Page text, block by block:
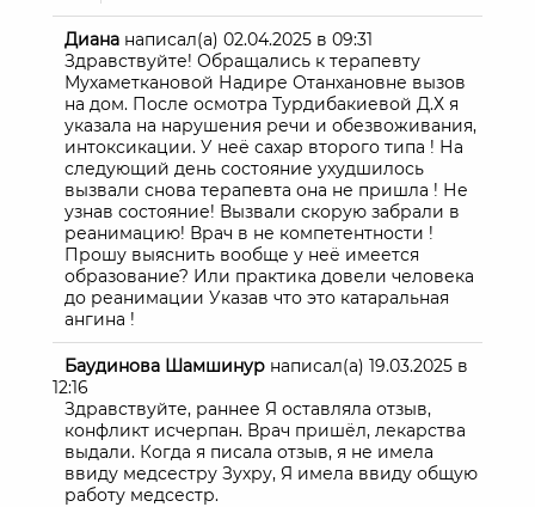
Диана написал(а) 02.04.2025 в 09:31
Здравствуйте! Обращались к терапевту
Мухаметкановой Надире Отанхановне вызов
на дом. После осмотра Турдибакиевой Д.Х я
указала на нарушения речи и обезвоживания,
интоксикации. У неё сахар второго типа ! На
следующий день состояние ухудшилось
вызвали снова терапевта она не пришла ! Не
узнав состояние! Вызвали скорую забрали в
реанимацию! Врач в не компетентности !
Прошу выяснить вообще у неё имеется
образование? Или практика довели человека
до реанимации Указав что это катаральная
ангина !
Баудинова Шамшинур написал(а) 19.03.2025 в
12:16
Здравствуйте, раннее Я оставляла отзыв,
конфликт исчерпан. Врач пришёл, лекарства
выдали. Когда я писала отзыв, я не имела
ввиду медсестру Зухру, Я имела ввиду общую
работу медсестр.